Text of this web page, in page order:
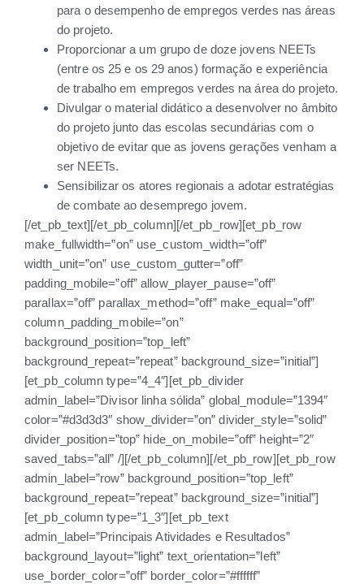
para o desempenho de empregos verdes nas áreas
do projeto.
Proporcionar a um grupo de doze jovens NEETs
(entre os 25 e os 29 anos) formação e experiência
de trabalho em empregos verdes na área do projeto.
Divulgar o material didático a desenvolver no âmbito
do projeto junto das escolas secundárias com o
objetivo de evitar que as jovens gerações venham a
ser NEETs.
Sensibilizar os atores regionais a adotar estratégias
de combate ao desemprego jovem.
[/et_pb_text][/et_pb_column][/et_pb_row][et_pb_row
make_fullwidth=”on” use_custom_width=”off”
width_unit=”on” use_custom_gutter=”off”
padding_mobile=”off” allow_player_pause=”off”
parallax=”off” parallax_method=”off” make_equal=”off”
column_padding_mobile=”on”
background_position=”top_left”
background_repeat=”repeat” background_size=”initial”]
[et_pb_column type=”4_4″][et_pb_divider
admin_label=”Divisor linha sólida” global_module=”1394″
color=”#d3d3d3″ show_divider=”on” divider_style=”solid”
divider_position=”top” hide_on_mobile=”off” height=”2″
saved_tabs=”all” /][/et_pb_column][/et_pb_row][et_pb_row
admin_label=”row” background_position=”top_left”
background_repeat=”repeat” background_size=”initial”]
[et_pb_column type=”1_3″][et_pb_text
admin_label=”Principais Atividades e Resultados”
background_layout=”light” text_orientation=”left”
use_border_color=”off” border_color=”#ffffff”